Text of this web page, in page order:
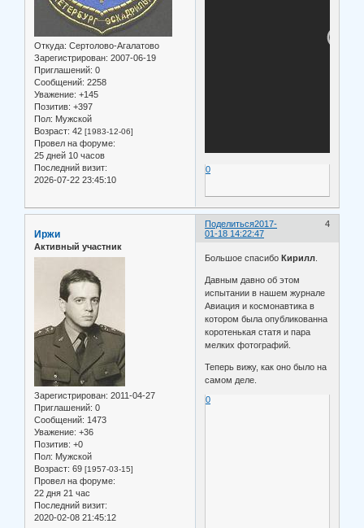
Откуда: Сертолово-Агалатово
Зарегистрирован: 2007-06-19
Приглашений: 0
Сообщений: 2258
Уважение: +145
Позитив: +397
Пол: Мужской
Возраст: 42 [1983-12-06]
Провел на форуме:
25 дней 10 часов
Последний визит:
2026-07-22 23:45:10
0
Поделиться 4
2017-
01-18 14:22:47
Иржи
Активный участник
Зарегистрирован: 2011-04-27
Приглашений: 0
Сообщений: 1473
Уважение: +36
Позитив: +0
Пол: Мужской
Возраст: 69 [1957-03-15]
Провел на форуме:
22 дня 21 час
Последний визит:
2020-02-08 21:45:12
Большое спасибоКирилл
Давным давно об этом
испытании в нашем журнале
Авиация и космонавтика в
котором была опубликованна
коротенькая статя и пара
мелких фотографий.
Теперь вижу, как оно было на
самом деле.
0